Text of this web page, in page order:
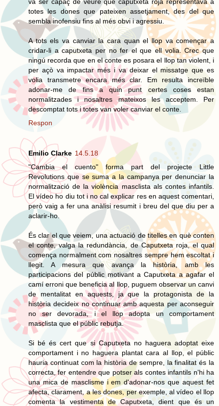
totes les dones que pateixen assetjament, des del que
sembla inofensiu fins al més obvi i agressiu.
A tots els va canviar la cara quan el llop va començar a
cridar-li a caputxeta per no fer el que ell volia. Crec que
ningú recorda que en el conte es posara el llop tan violent, i
per açò va impactar més i va deixar el missatge que es
volia transmetre encara més clar. Em resulta increïble
adonar-me de fins a quin punt certes coses estan
normalitzades i nosaltres mateixos les acceptem. Per
descomptat tots i totes van voler canviar el conte.
Respon
Emilio Clarke 14.5.18
"Cambia el cuento" forma part del projecte Little
Revolutions que se suma a la campanya per denunciar la
normalització de la violència masclista als contes infantils.
El vídeo ho diu tot i no cal explicar res en aquest comentari,
però vaig a fer una anàlisi resumit i breu del que diu per a
aclarir-ho.
És clar el que veiem, una actuació de titelles en què conten
el conte, valga la redundància, de Caputxeta roja, el qual
comença normalment com nosaltres sempre hem escoltat i
llegit. A mesura que avança la història, amb les
participacions del públic motivant a Caputxeta a agafar el
camí erroni que beneficia al llop, puguem observar un canvi
de mentalitat en aquests, ja que la protagonista de la
història decideix no continuar amb aquesta per aconseguir
no ser devorada, i el llop adopta un comportament
masclista que el públic rebutja.
Si bé és cert que si Caputxeta no haguera adoptat eixe
comportament i no haguera plantat cara al llop, el públic
hauria continuat com la història de sempre, la finalitat és la
correcta, fer entendre que potser als contes infantils n'hi ha
una mica de masclisme i em d'adonar-nos que aquest fet
afecta, clarament, a les dones, per exemple, al vídeo el llop
comenta la vestimenta de Caputxeta, dient que és un